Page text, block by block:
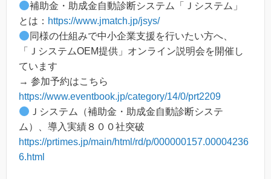
補助金・助成金自動診断システム「Ｊシステム」
とは： https://www.jmatch.jp/jsys/
同様の仕組みで中小企業支援を行いたい方へ、
「ＪシステムOEM提供」オンライン説明会を開催し
ています
→ 参加予約はこちら
https://www.eventbook.jp/category/14/0/prt2209
Ｊシステム（補助金・助成金自動診断システ
ム）、導入実績８００社突破
https://prtimes.jp/main/html/rd/p/000000157.00004236
6.html